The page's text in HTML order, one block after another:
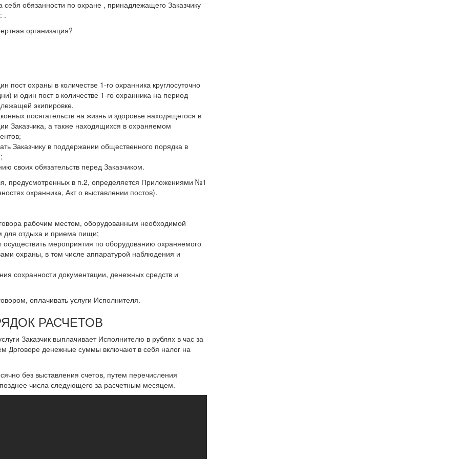
обязанности по охране , принадлежащего Заказчику
.
организация?
пост охраны в количестве 1-го охранника круглосуточно
и один пост в количестве 1-го охранника на период
экипировке.
посягательств на жизнь и здоровье находящегося в
Заказчика, а также находящихся в охраняемом
Заказчику в поддержании общественного порядка в
своих обязательств перед Заказчиком.
предусмотренных в п.2, определяется Приложениями №1
охранника, Акт о выставлении постов).
рабочим местом, оборудованным необходимой
для отдыха и приема пищи;
мероприятия по оборудованию охраняемого
охраны, в том числе аппаратурой наблюдения и
сохранности документации, денежных средств и
оплачивать услуги Исполнителя.
РАСЧЕТОВ
Заказчик выплачивает Исполнителю в рублях в час за
Договоре денежные суммы включают в себя налог на
без выставления счетов, путем перечисления
числа следующего за расчетным месяцем.